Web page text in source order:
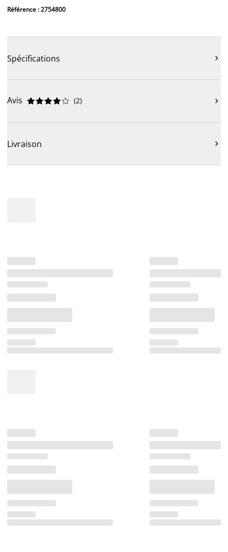
Référence : 2754800
Spécifications 
Avis 




 (2) 
Livraison 